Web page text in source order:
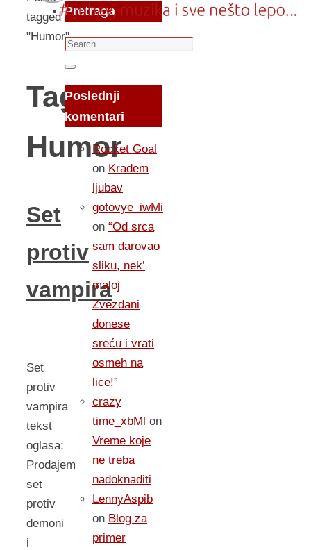
tagged
"Humor"
Tag:
Humor
Set
protiv
vampira
Set
protiv
vampira
tekst
oglasa:
Prodajem
set
protiv
demoni
i
Pretraga
Search
for:
Search
Poslednji
komentari
Rocket Goal
on Kradem
ljubav
gotovye_iwMi
on “Od srca
sam darovao
sliku, nek’
maloj
Zvezdani
donese
sreću i vrati
osmeh na
lice!”
crazy
time_xbMl on
Vreme koje
ne treba
nadoknaditi
LennyAspib
on Blog za
primer